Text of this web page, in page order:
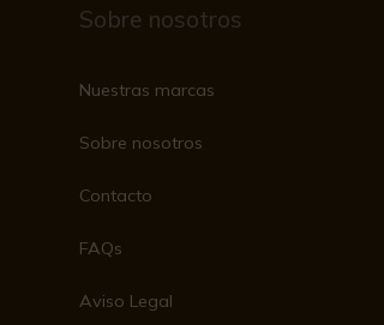
Sobre nosotros
Nuestras marcas
Sobre nosotros
Contacto
FAQs
Aviso Legal